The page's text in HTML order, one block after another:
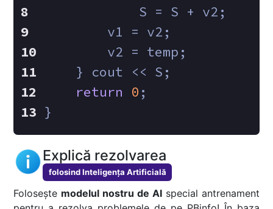
            S = S + v2;
        v1 = v2;
        v2 = temp;
    } cout << S;
return
0 ;
}
Explică rezolvarea
folosind Inteligența Artificială
Folosește modelul nostru de AIspecial antrenament